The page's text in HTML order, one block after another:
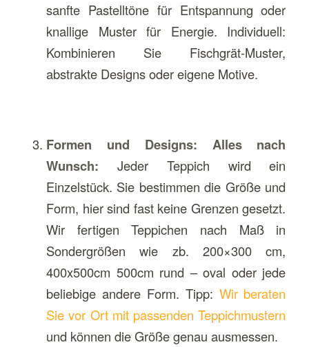
sanfte Pastelltöne für Entspannung oder
knallige Muster für Energie. Individuell:
Kombinieren Sie Fischgrät-Muster,
abstrakte Designs oder eigene Motive.
Formen und Designs: Alles nach
Wunsch: Jeder Teppich wird ein
Einzelstück. Sie bestimmen die Größe und
Form, hier sind fast keine Grenzen gesetzt.
Wir fertigen Teppichen nach Maß in
Sondergrößen wie zb. 200×300 cm,
400x500cm 500cm rund – oval oder jede
beliebige andere Form. Tipp: Wir beraten
Sie vor Ort mit passenden Teppichmustern
und können die Größe genau ausmessen.